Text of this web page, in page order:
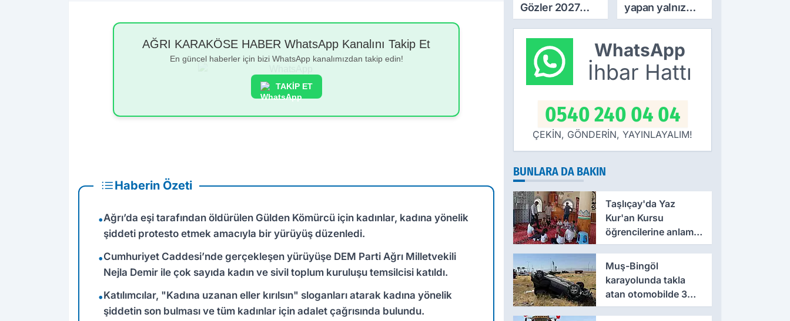
AĞRI KARAKÖSE HABER WhatsApp Kanalını Takip Et
En güncel haberler için bizi WhatsApp kanalımızdan takip edin!
TAKİP ET
Haberin Özeti
•Ağrı’da eşi tarafından öldürülen Gülden Kömürcü için kadınlar, kadına yönelik
şiddeti protesto etmek amacıyla bir yürüyüş düzenledi.
•Cumhuriyet Caddesi’nde gerçekleşen yürüyüşe DEM Parti Ağrı Milletvekili
Nejla Demir ile çok sayıda kadın ve sivil toplum kuruluşu temsilcisi katıldı.
•Katılımcılar, "Kadına uzanan eller kırılsın" sloganları atarak kadına yönelik
şiddetin son bulması ve tüm kadınlar için adalet çağrısında bulundu.
Gözler 2027
Zammında! İlk
Zamlı Maaşın
Ödeneceği
Tarih Netleşti
yapan yalnız
bırakılmıyor!
Şimşek'ten
ziyaret
WhatsApp
İhbar Hattı
0540 240 04 04
ÇEKİN, GÖNDERİN, YAYINLAYALIM!
BUNLARA DA BAKIN
Taşlıçay'da Yaz
Kur'an Kursu
öğrencilerine anlamlı
ziyaret
Muş-Bingöl
karayolunda takla
atan otomobilde 3
kişi yaralandı